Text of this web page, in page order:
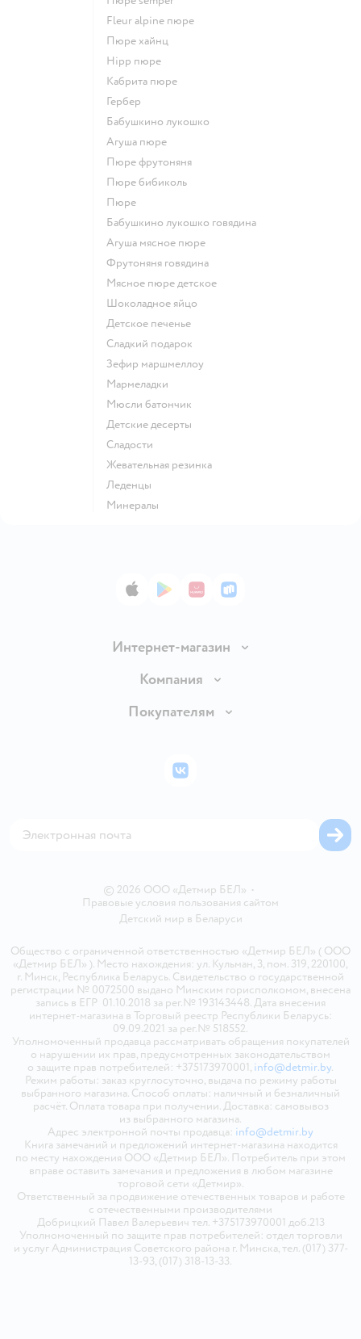
fleur alpine пюре
пюре хайнц
hipp пюре
кабрита пюре
гербер
бабушкино лукошко
агуша пюре
пюре фрутоняня
пюре бибиколь
пюре
бабушкино лукошко говядина
агуша мясное пюре
фрутоняня говядина
мясное пюре детское
шоколадное яйцо
детское печенье
сладкий подарок
зефир маршмеллоу
мармеладки
мюсли батончик
детские десерты
сладости
жевательная резинка
леденцы
Минералы
App StoreGoogle Play
AppGallery
RuStore
Интернет-магазин
Доставка и оплата
Правила продажи
Политика использования файлов cookie
Компания
Вакансии
Покупателям
Бонусные карты
© 2026 ООО «Детмир БЕЛ» •
Правовые условия пользования сайтом
Детский мир в Беларуси
Общество с ограниченной ответственностью «Детмир БЕЛ» ( ООО
«Детмир БЕЛ» ). Место нахождения: ул. Кульман, 3, пом. 319, 220100,
г. Минск, Республика Беларусь. Свидетельство о государственной
регистрации № 0072500 выдано Минским горисполкомом, внесена
запись в ЕГР 01.10.2018 за рег.№ 193143448. Дата внесения
интернет-магазина в Торговый реестр Республики Беларусь:
09.09.2021 за рег.№ 518552.
Уполномоченный продавца рассматривать обращения покупателей
о нарушении их прав, предусмотренных законодательством
о защите прав потребителей: +375173970001, info@detmir.by.
Режим работы: заказ круглосуточно, выдача по режиму работы
выбранного магазина. Способ оплаты: наличный и безналичный
расчёт. Оплата товара при получении. Доставка: самовывоз
из выбранного магазина.
Адрес электронной почты продавца: info@detmir.by
Книга замечаний и предложений интернет-магазина находится
по месту нахождения ООО «Детмир БЕЛ». Потребитель при этом
вправе оставить замечания и предложения в любом магазине
торговой сети «Детмир».
Ответственный за продвижение отечественных товаров и работе
с отечественными производителями
Добрицкий Павел Валерьевич тел. +375173970001 доб.213
Уполномоченный по защите прав потребителей: отдел торговли
и услуг Администрация Советского района г. Минска, тел. (017) 377-
13-93, (017) 318-13-33.
ВКонтакте